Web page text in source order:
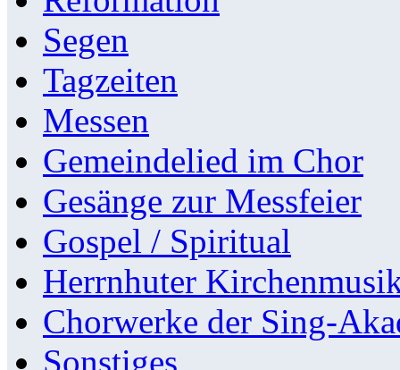
Segen
Tagzeiten
Messen
Gemeindelied im Chor
Gesänge zur Messfeier
Gospel / Spiritual
Herrnhuter
Chorwerke der Sing-
Sonstiges